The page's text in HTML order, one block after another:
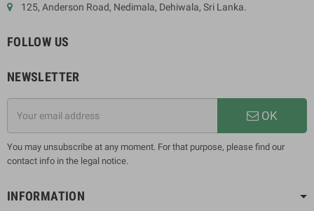
125, Anderson Road, Nedimala, Dehiwala, Sri Lanka.
FOLLOW US
NEWSLETTER
OK
You may unsubscribe at any moment. For that purpose, please find our
contact info in the legal notice.
INFORMATION